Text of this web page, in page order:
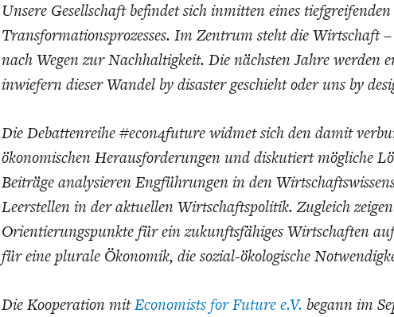
DIE POSITIONEN DER
WIRTSCHAFTSWEISEN
BGE-
UNGLEICHHEIT USA
Unsere Gesellschaft befindet sich inmitten eines tiefgreifenden
Transformationsprozesses. Im Zentrum steht die Wirtschaft
nach Wegen zur Nachhaltigkeit. Die nächsten Jahre werden
inwiefern dieser Wandel by disaster geschieht oder uns by
Die Debattenreihe #econ4future widmet sich den damit
ökonomischen Herausforderungen und diskutiert mögliche
Beiträge analysieren Engführungen in den
Leerstellen in der aktuellen Wirtschaftspolitik. Zugleich
Orientierungspunkte für ein zukunftsfähiges Wirtschaften
für eine plurale Ökonomik, die sozial-ökologische
Die Kooperation mitEconomists for Future e.V. begann im